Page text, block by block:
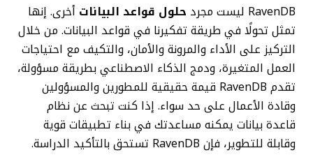
RavenDB ليست مجرد حلول قواعد البيانات أخرى. إنها
تمثل تحولًا في طريقة تفكيرنا في قواعد البيانات. من خلال
التركيز على الأداء والمرونة والأمان، والتكيف مع احتياجات
العمل المتغيرة، ودمج الذكاء الاصطناعي بطريقة مسؤولة،
تقدم RavenDB قيمة حقيقية للمطورين والمسؤولين
وقادة الأعمال على حد سواء. إذا كنت تبحث عن نظام
قاعدة بيانات يمكنه مساعدتك في بناء تطبيقات قوية
وقابلة للتطوير، فإن RavenDB تستحق بالتأكيد الدراسة.